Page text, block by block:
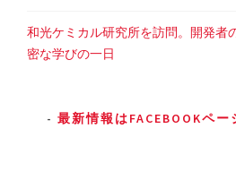
和光ケミカル研究所を訪問。開発者
密な学びの一日
最新情報はFACEBOOKペー